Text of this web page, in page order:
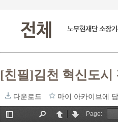
전체 노무현재단 소장
[친필]김천 혁신도시
다운로드 마이 아카이브에 담